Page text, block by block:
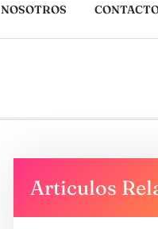
NOSOTROS
Articulos